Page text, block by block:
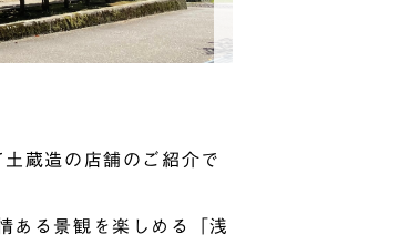
蔵造の店舗のご紹介で
ある景観を楽しめる「浅